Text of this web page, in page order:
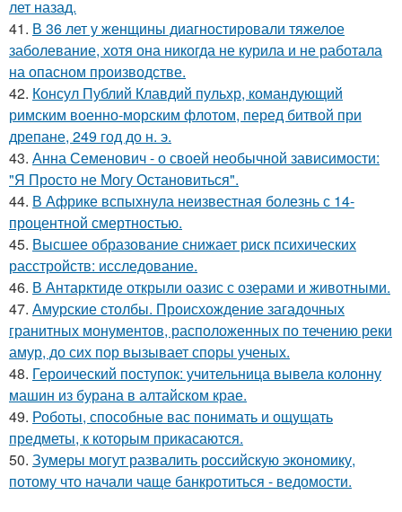
лет назад.
41. В 36 лет у женщины диагностировали тяжелое
заболевание, хотя она никогда не курила и не работала
на опасном производстве.
42. Консул Публий Клавдий пульхр, командующий
римским военно-морским флотом, перед битвой при
дрепане, 249 год до н. э.
43. Анна Семенович - о своей необычной зависимости:
"Я Просто не Могу Остановиться".
44. В Африке вспыхнула неизвестная болезнь с 14-
процентной смертностью.
45. Высшее образование снижает риск психических
расстройств: исследование.
46. В Антарктиде открыли оазис с озерами и животными.
47. Амурские столбы. Происхождение загадочных
гранитных монументов, расположенных по течению реки
амур, до сих пор вызывает споры ученых.
48. Героический поступок: учительница вывела колонну
машин из бурана в алтайском крае.
49. Роботы, способные вас понимать и ощущать
предметы, к которым прикасаются.
50. Зумеры могут развалить российскую экономику,
потому что начали чаще банкротиться - ведомости.